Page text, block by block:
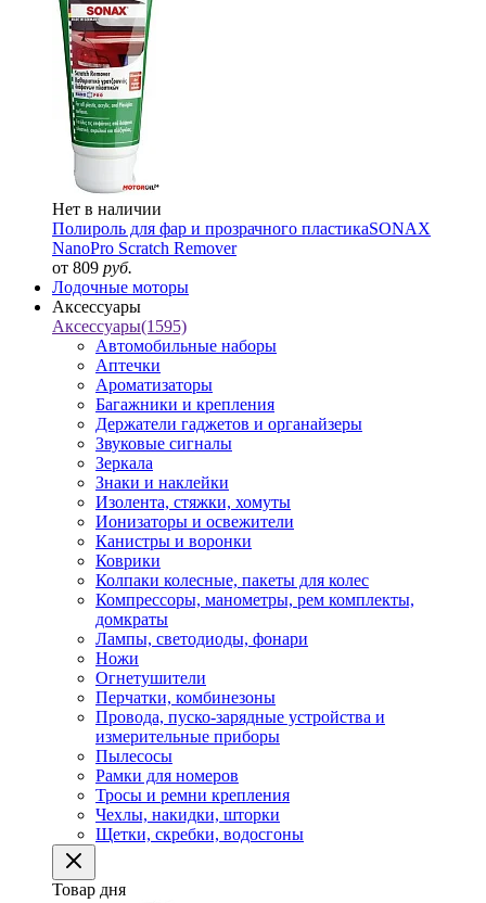
Нет в наличии
Полироль для фар и прозрачного пластикаSONAX
NanoPro Scratch Remover
от 809 руб.
Лодочные моторы
Аксессуары
Аксессуары(1595)
Автомобильные наборы
Аптечки
Ароматизаторы
Багажники и крепления
Держатели гаджетов и органайзеры
Звуковые сигналы
Зеркала
Знаки и наклейки
Изолента, стяжки, хомуты
Ионизаторы и освежители
Канистры и воронки
Коврики
Колпаки колесные, пакеты для колес
Компрессоры, манометры, рем комплекты,
домкраты
Лампы, светодиоды, фонари
Ножи
Огнетушители
Перчатки, комбинезоны
Провода, пуско-зарядные устройства и
измерительные приборы
Пылесосы
Рамки для номеров
Тросы и ремни крепления
Чехлы, накидки, шторки
Щетки, скребки, водосгоны
Товар дня